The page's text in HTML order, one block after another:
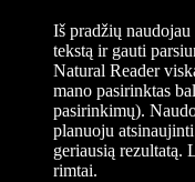
Iš pradžių
tekstą ir gauti
Natural Reader
mano pasirinktas
pasirinkimų).
planuoju
geriausią rezultatą.
rimtai.